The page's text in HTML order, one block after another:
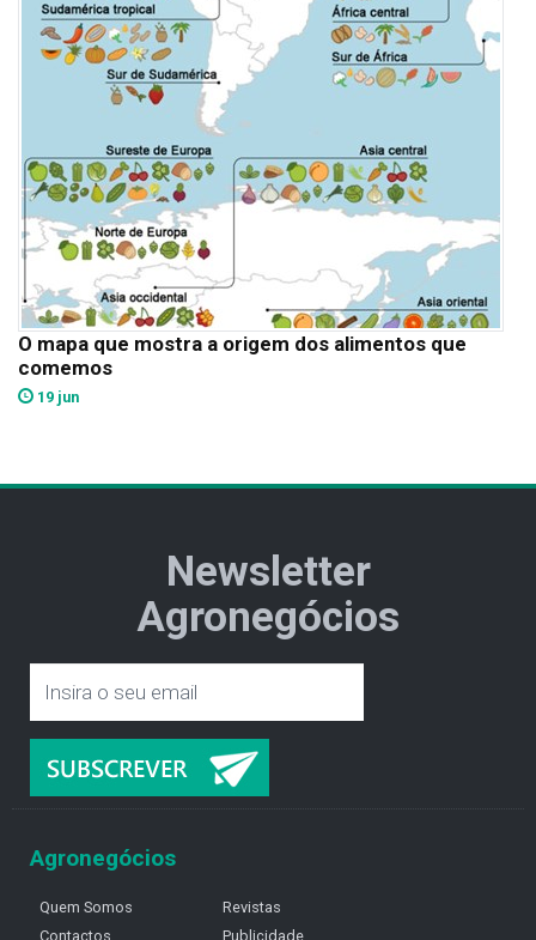
O mapa que mostra a origem dos alimentos que
comemos
19 jun
Newsletter
Agronegócios
Agronegócios
Quem Somos
Contactos
Revistas
Publicidade